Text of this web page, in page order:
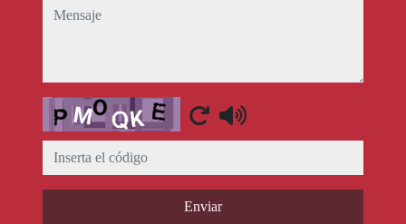
mensaje
Captcha
Enviar